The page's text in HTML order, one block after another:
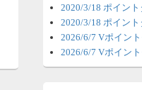
Vポイント
テナンスと
の更新は難
2020/3/18 ポイン
2020/3/18 ポイン
2026/6/7 Vポイン
2026/6/7 Vポイン